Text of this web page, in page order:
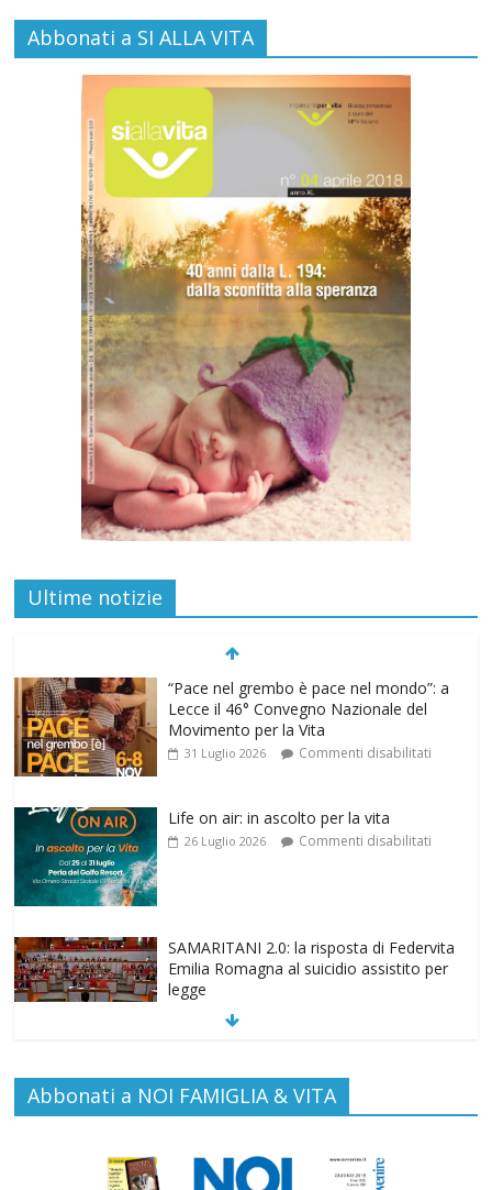
Abbonati a SI ALLA VITA
Ultime notizie
Lecce il 46° Convegno Nazionale del
Movimento per la Vita
31 Luglio 2026 Commenti disabilitati
Life on air: in ascolto per la vita
legge
25 Luglio 2026 Commenti disabilitati
Gino Soldera nominato Membro della
EDITORIA: “LETTERE AL POPOLO
DELLA VITA”
Abbonati a NOI FAMIGLIA & VITA